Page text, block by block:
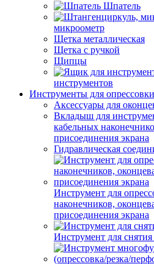
Шпатель
микроометр
Щетка металлическая
Щетка с ручкой
Щипцы
инструментов
Инструменты для
Аксессуары для
Вкладыш для
кабельных
присоединения экрана
Гидравлическая
Инструмент для
наконечников,
присоединения экрана
Инструмент для